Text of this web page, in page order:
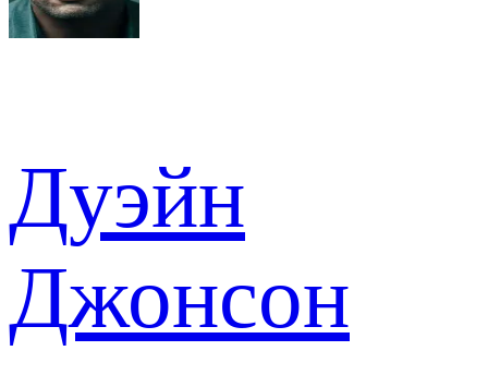
Дуэйн
Джонсон